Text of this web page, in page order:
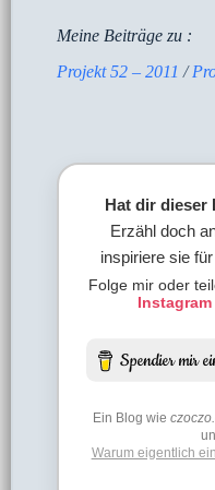
Meine Beiträge zu :
Projekt 52 – 2011 /
Hat dir dieser
Erzähl doch
inspiriere sie
Folge mir oder
Instagram
Ein Blog wie
Warum eigentlich